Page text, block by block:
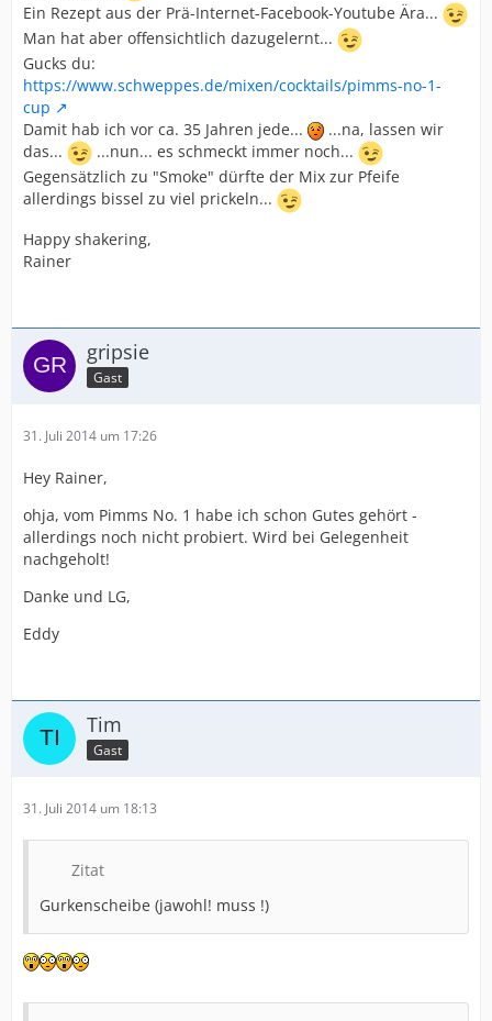
Ein Rezept aus der Prä-Internet-Facebook-Youtube Ära...
Man hat aber offensichtlich dazugelernt...
Gucks du:
https://www.schweppes.de/mixen/cocktails/pimms-no-1-
cup
Damit hab ich vor ca. 35 Jahren jede...
...na, lassen wir
das...
...nun... es schmeckt immer noch...
Gegensätzlich zu "Smoke" dürfte der Mix zur Pfeife
allerdings bissel zu viel prickeln...
Happy shakering,
Rainer
gripsie
Gast
31. Juli 2014 um 17:26
Hey Rainer,
ohja, vom Pimms No. 1 habe ich schon Gutes gehört -
allerdings noch nicht probiert. Wird bei Gelegenheit
nachgeholt!
Danke und LG,
Eddy
Tim
Gast
31. Juli 2014 um 18:13
Zitat
Gurkenscheibe (jawohl! muss !)